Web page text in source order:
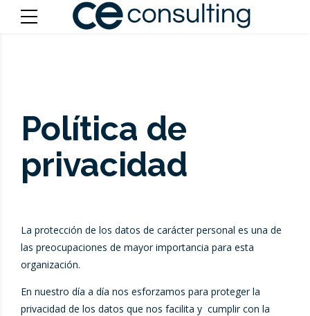
Política de
privacidad
La protección de los datos de carácter personal es una de
las preocupaciones de mayor importancia para esta
organización.
En nuestro día a día nos esforzamos para proteger la
privacidad de los datos que nos facilita y cumplir con la